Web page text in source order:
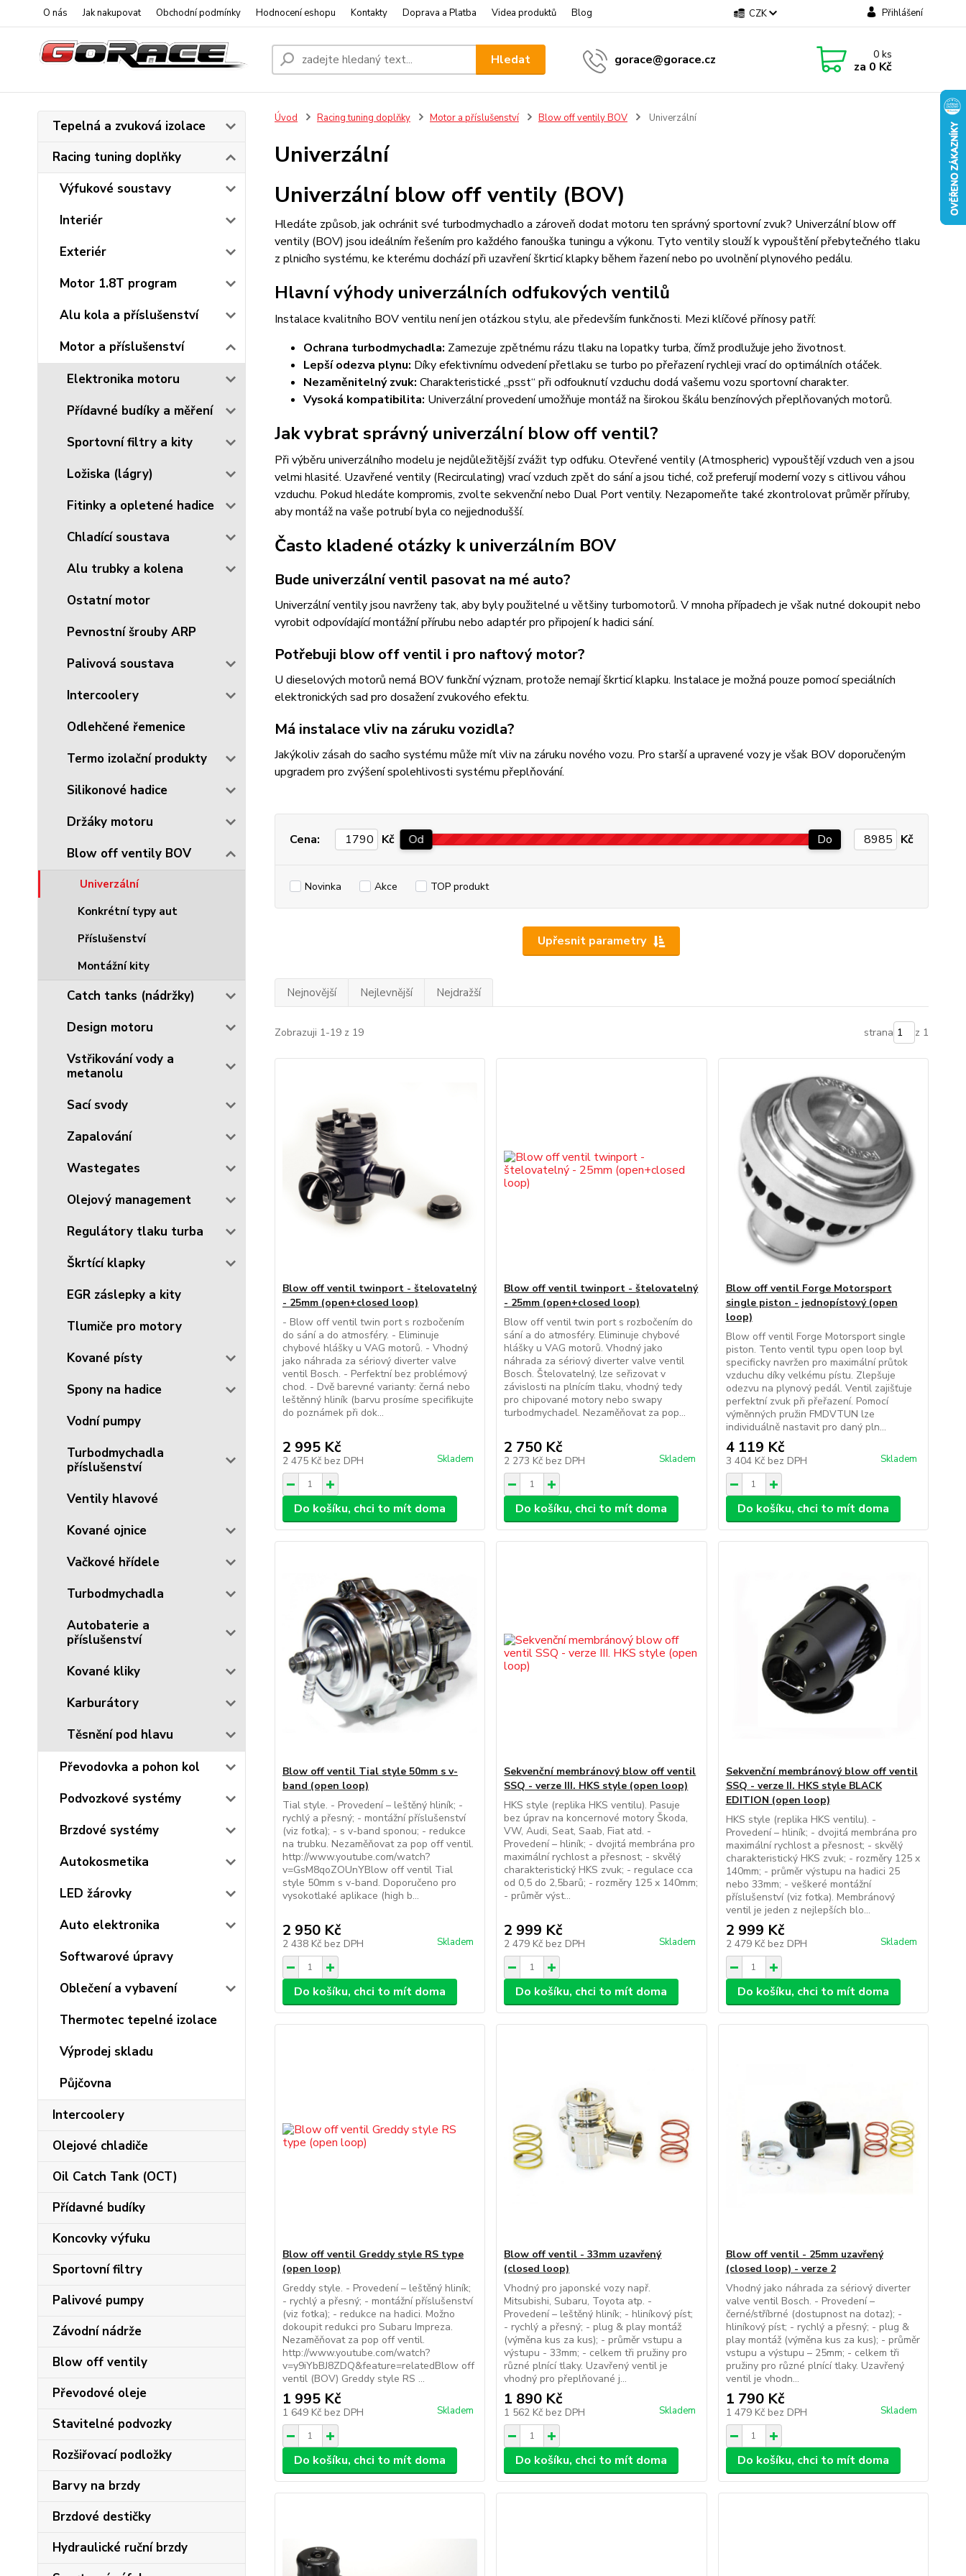
O nás Jak nakupovat Obchodní podmínky Hodnocení eshopu Kontakty Doprava a Platba Videa produktů Blog CZK Přihlášení
Hledat gorace@gorace.cz 0ks
za 0 Kč
Tepelná a zvuková izolace
Racing tuning doplňky
Výfukové soustavy
Interiér
Exteriér
Motor 1.8T program
Alu kola a příslušenství
Motor a příslušenství
Elektronika motoru
Přídavné budíky a měření
Sportovní filtry a kity
Ložiska (lágry)
Fitinky a opletené hadice
Chladící soustava
Alu trubky a kolena
Ostatní motor
Pevnostní šrouby ARP
Palivová soustava
Intercoolery
Odlehčené řemenice
Termo izolační produkty
Silikonové hadice
Držáky motoru
Blow off ventily BOV
Univerzální
Konkrétní typy aut
Příslušenství
Montážní kity
Catch tanks (nádržky)
Design motoru
Vstřikování vody a
metanolu
Sací svody
Zapalování
Wastegates
Olejový management
Regulátory tlaku turba
Škrtící klapky
EGR záslepky a kity
Tlumiče pro motory
Kované písty
Spony na hadice
Vodní pumpy
Turbodmychadla
příslušenství
Ventily hlavové
Kované ojnice
Vačkové hřídele
Turbodmychadla
Autobaterie a
příslušenství
Kované kliky
Karburátory
Těsnění pod hlavu
Převodovka a pohon kol
Podvozkové systémy
Brzdové systémy
Autokosmetika
LED žárovky
Auto elektronika
Softwarové úpravy
Oblečení a vybavení
Thermotec tepelné izolace
Výprodej skladu
Půjčovna
Intercoolery
Olejové chladiče
Oil Catch Tank (OCT)
Přídavné budíky
Koncovky výfuku
Sportovní filtry
Palivové pumpy
Závodní nádrže
Blow off ventily
Převodové oleje
Stavitelné podvozky
Rozšiřovací podložky
Barvy na brzdy
Brzdové destičky
Hydraulické ruční brzdy
Úvod Racing tuning doplňky Motor a příslušenství Blow off ventily BOV Univerzální
Univerzální
Univerzální blow off ventily (BOV)
Hledáte způsob, jak ochránit své turbodmychadlo a zároveň dodat motoru ten správný sportovní zvuk? Univerzální blow off
ventily (BOV) jsou ideálním řešením pro každého fanouška tuningu a výkonu. Tyto ventily slouží k vypouštění přebytečného tlaku
z plnicího systému, ke kterému dochází při uzavření škrticí klapky během řazení nebo po uvolnění plynového pedálu.
Hlavní výhody univerzálních odfukových ventilů
Instalace kvalitního BOV ventilu není jen otázkou stylu, ale především funkčnosti. Mezi klíčové přínosy patří:
Ochrana turbodmychadla: Zamezuje zpětnému rázu tlaku na lopatky turba, čímž prodlužuje jeho životnost.
Lepší odezva plynu: Díky efektivnímu odvedení přetlaku se turbo po přeřazení rychleji vrací do optimálních otáček.
Nezaměnitelný zvuk: Charakteristické „psst“ při odfouknutí vzduchu dodá vašemu vozu sportovní charakter.
Vysoká kompatibilita: Univerzální provedení umožňuje montáž na širokou škálu benzínových přeplňovaných motorů.
Jak vybrat správný univerzální blow off ventil?
Při výběru univerzálního modelu je nejdůležitější zvážit typ odfuku. Otevřené ventily (Atmospheric) vypouštějí vzduch ven a jsou
velmi hlasité. Uzavřené ventily (Recirculating) vrací vzduch zpět do sání a jsou tiché, což preferují moderní vozy s citlivou váhou
vzduchu. Pokud hledáte kompromis, zvolte sekvenční nebo Dual Port ventily. Nezapomeňte také zkontrolovat průměr příruby,
aby montáž na vaše potrubí byla co nejjednodušší.
Často kladené otázky k univerzálním BOV
Bude univerzální ventil pasovat na mé auto?
Univerzální ventily jsou navrženy tak, aby byly použitelné u většiny turbomotorů. V mnoha případech je však nutné dokoupit nebo
vyrobit odpovídající montážní přírubu nebo adaptér pro připojení k hadici sání.
Potřebuji blow off ventil i pro naftový motor?
U dieselových motorů nemá BOV funkční význam, protože nemají škrticí klapku. Instalace je možná pouze pomocí speciálních
elektronických sad pro dosažení zvukového efektu.
Má instalace vliv na záruku vozidla?
Jakýkoliv zásah do sacího systému může mít vliv na záruku nového vozu. Pro starší a upravené vozy je však BOV doporučeným
upgradem pro zvýšení spolehlivosti systému přeplňování.
Upřesnit parametry
Cena: Kč Od Do Kč
Novinka Akce TOP produkt
Nejnovější Nejlevnější Nejdražší
Zobrazuji 1-19 z 19 strana z 1
Blow off ventil twinport - štelovatelný
- 25mm (open+closed loop)
- Blow off ventil twin port s rozbočením
do sání a do atmosféry. - Eliminuje
chybové hlášky u VAG motorů. - Vhodný
jako náhrada za sériový diverter valve
ventil Bosch. - Perfektní bez problémový
chod. - Dvě barevné varianty: černá nebo
leštěnný hliník (barvu prosíme specifikujte
do poznámek při dok...
2 995 Kč
2 475 Kč bez DPH Skladem
Do košíku, chci to mít doma
Blow off ventil twinport - štelovatelný
- 25mm (open+closed loop)
Blow off ventil twin port s rozbočením do
sání a do atmosféry. Eliminuje chybové
hlášky u VAG motorů. Vhodný jako
náhrada za sériový diverter valve ventil
Bosch. Štelovatelný, lze seřizovat v
závislosti na plnícím tlaku, vhodný tedy
pro chipované motory nebo swapy
turbodmychadel. Nezaměňovat za pop...
2 750 Kč
2 273 Kč bez DPH Skladem
Do košíku, chci to mít doma
Blow off ventil Forge Motorsport
single piston - jednopístový (open
loop)
Blow off ventil Forge Motorsport single
piston. Tento ventil typu open loop byl
specificky navržen pro maximální průtok
vzduchu díky velkému pístu. Zlepšuje
odezvu na plynový pedál. Ventil zajišťuje
perfektní zvuk při přeřazení. Pomocí
výměnných pružin FMDVTUN lze
individuálně nastavit pro daný pln...
4 119 Kč
3 404 Kč bez DPH Skladem
Do košíku, chci to mít doma
Blow off ventil Tial style 50mm s v-
band (open loop)
Tial style. - Provedení – leštěný hliník; -
rychlý a přesný; - montážní příslušenství
(viz fotka); - s v-band sponou; - redukce
na trubku. Nezaměňovat za pop off ventil.
http://www.youtube.com/watch?
v=GsM8qoZOUnYBlow off ventil Tial
style 50mm s v-band. Doporučeno pro
vysokotlaké aplikace (high b...
2 950 Kč
2 438 Kč bez DPH Skladem
Do košíku, chci to mít doma
Sekvenční membránový blow off ventil
SSQ - verze III. HKS style (open loop)
HKS style (replika HKS ventilu). Pasuje
bez úprav na koncernové motory Škoda,
VW, Audi, Seat, Saab, Fiat atd. -
Provedení – hliník; - dvojitá membrána pro
maximální rychlost a přesnost; - skvělý
charakteristický HKS zvuk; - regulace cca
od 0,5 do 2,5barů; - rozměry 125 x 140mm;
- průměr výst...
2 999 Kč
2 479 Kč bez DPH Skladem
Do košíku, chci to mít doma
Sekvenční membránový blow off ventil
SSQ - verze II. HKS style BLACK
EDITION (open loop)
HKS style (replika HKS ventilu). -
Provedení – hliník; - dvojitá membrána pro
maximální rychlost a přesnost; - skvělý
charakteristický HKS zvuk; - rozměry 125 x
140mm; - průměr výstupu na hadici 25
nebo 33mm; - veškeré montážní
příslušenství (viz fotka). Membránový
ventil je jeden z nejlepších blo...
2 999 Kč
2 479 Kč bez DPH Skladem
Do košíku, chci to mít doma
Blow off ventil Greddy style RS type
(open loop)
Greddy style. - Provedení – leštěný hliník;
- rychlý a přesný; - montážní příslušenství
(viz fotka); - redukce na hadici. Možno
dokoupit redukci pro Subaru Impreza.
Nezaměňovat za pop off ventil.
http://www.youtube.com/watch?
v=y9iYbBJ8ZDQ&feature=relatedBlow off
ventil (BOV) Greddy style RS ...
1 995 Kč
1 649 Kč bez DPH Skladem
Do košíku, chci to mít doma
Blow off ventil - 33mm uzavřený
(closed loop)
Vhodný pro japonské vozy např.
Mitsubishi, Subaru, Toyota atp. -
Provedení – leštěný hliník; - hliníkový píst;
- rychlý a přesný; - plug & play montáž
(výměna kus za kus); - průměr vstupu a
výstupu - 33mm; - celkem tři pružiny pro
různé plnící tlaky. Uzavřený ventil je
vhodný pro přeplňované j...
1 890 Kč
1 562 Kč bez DPH Skladem
Do košíku, chci to mít doma
Blow off ventil - 25mm uzavřený
(closed loop) - verze 2
Vhodný jako náhrada za sériový diverter
valve ventil Bosch. - Provedení –
černé/stříbrné (dostupnost na dotaz); -
hliníkový píst; - rychlý a přesný; - plug &
play montáž (výměna kus za kus); - průměr
vstupu a výstupu – 25mm; - celkem tři
pružiny pro různé plnící tlaky. Uzavřený
ventil je vhodn...
1 790 Kč
1 479 Kč bez DPH Skladem
Do košíku, chci to mít doma